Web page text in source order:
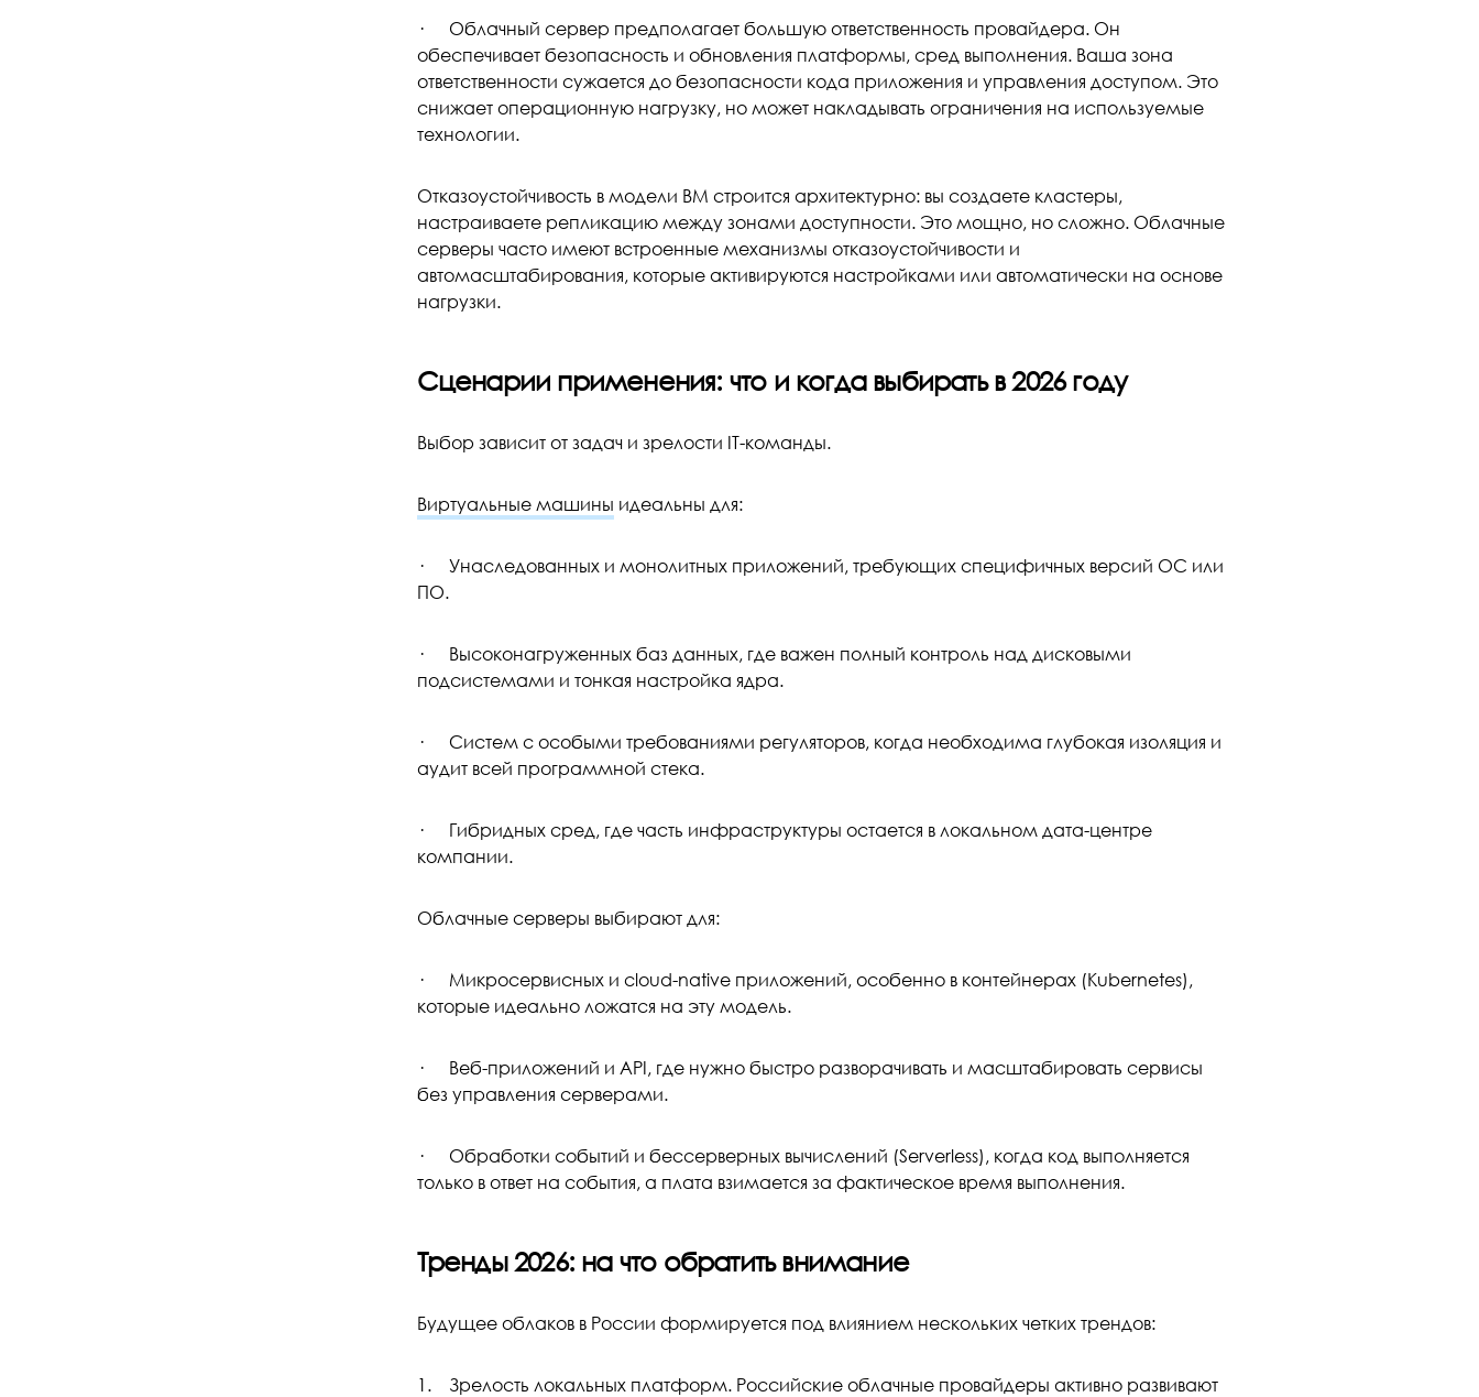
· Облачный сервер предполагает большую ответственность провайдера. Он
обеспечивает безопасность и обновления платформы, сред выполнения. Ваша зона
ответственности сужается до безопасности кода приложения и управления доступом. Это
снижает операционную нагрузку, но может накладывать ограничения на используемые
технологии.
Отказоустойчивость в модели ВМ строится архитектурно: вы создаете кластеры,
настраиваете репликацию между зонами доступности. Это мощно, но сложно. Облачные
серверы часто имеют встроенные механизмы отказоустойчивости и
автомасштабирования, которые активируются настройками или автоматически на основе
нагрузки.
Сценарии применения: что и когда выбирать в 2026 году
Выбор зависит от задач и зрелости IT-команды.
Виртуальные машины идеальны для:
· Унаследованных и монолитных приложений, требующих специфичных версий ОС или
ПО.
· Высоконагруженных баз данных, где важен полный контроль над дисковыми
подсистемами и тонкая настройка ядра.
· Систем с особыми требованиями регуляторов, когда необходима глубокая изоляция и
аудит всей программной стека.
· Гибридных сред, где часть инфраструктуры остается в локальном дата-центре
компании.
Облачные серверы выбирают для:
· Микросервисных и cloud-native приложений, особенно в контейнерах (Kubernetes),
которые идеально ложатся на эту модель.
· Веб-приложений и API, где нужно быстро разворачивать и масштабировать сервисы
без управления серверами.
· Обработки событий и бессерверных вычислений (Serverless), когда код выполняется
только в ответ на события, а плата взимается за фактическое время выполнения.
Тренды 2026: на что обратить внимание
Будущее облаков в России формируется под влиянием нескольких четких трендов:
1. Зрелость локальных платформ. Российские облачные провайдеры активно развивают